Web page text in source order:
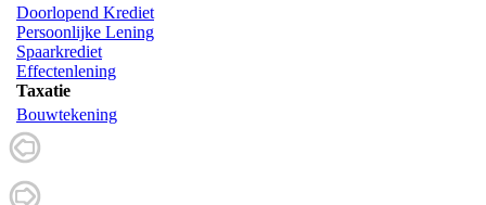
Doorlopend Krediet
Persoonlijke Lening
Spaarkrediet
Effectenlening
Taxatie
Bouwtekening